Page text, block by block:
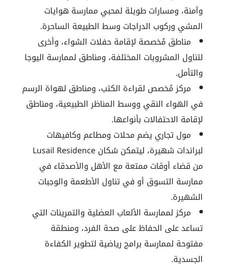
وآمنة، ومسارات طويلة لمحبي ممارسة هوايات
المشي وركوب الدراجات وسط الطبيعة الساحرة.
مناطق مُخصصة لإقامة حفلات الشواء، وأخرى
لتناول المشروبات المختلفة، ومناطق لممارسة اليوجا
والتأمل.
مركز مُخصص لقراءة الكتب، ومناطق لهواة الرسم
في الهواء النقي ووسط المناظر الطبيعية، ومناطق
لإقامة الاحتفالات بأنواعها.
مول تجاري يضم محلات ومطاعم وكافيهات
لبراندات شهيرة، ليتمكن سُكان Lusail Residence
من قضاء أوقات ممتعة مع الأهل والأصدقاء في
ممارسة التسوق أو في تناول الأطعمة والوجبات
الشهيرة.
مركز لممارسة الألعاب العضلية والتمرينات التي
تساعد على الحفاظ على صحة الفرد، ومنطقة
مفتوحة لممارسة برامج رياضية لتطوير الكفاءة
الجسدية.